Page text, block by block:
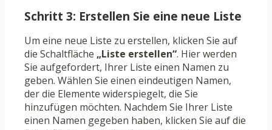
Schritt 3: Erstellen Sie eine neue Liste
Um eine neue Liste zu erstellen, klicken Sie auf
die Schaltfläche „Liste erstellen“. Hier werden
Sie aufgefordert, Ihrer Liste einen Namen zu
geben. Wählen Sie einen eindeutigen Namen,
der die Elemente widerspiegelt, die Sie
hinzufügen möchten. Nachdem Sie Ihrer Liste
einen Namen gegeben haben, klicken Sie auf die